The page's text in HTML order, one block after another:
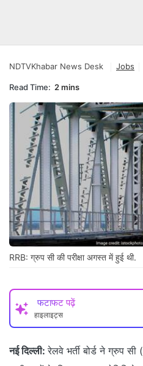
NDTVKhabar News Desk Jobs
Read Time: 2 mins
RRB: ग्रुप सी की परीक्षा अगस्त में हुई थी.
फटाफट पढ़ें
हाइलाइट्स
नई दिल्ली: रेलवे भर्ती बोर्ड ने ग्रुप सी (